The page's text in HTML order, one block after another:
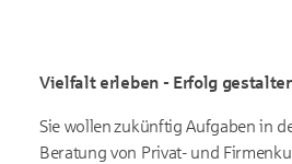
Vielfalt erleben - Erfolg
Sie wollen zukünftig Aufgaben in
Beratung von Privat- und